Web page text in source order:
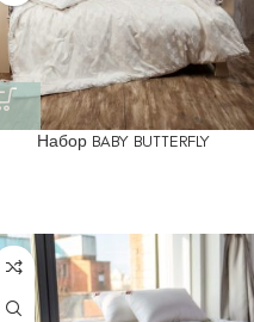
Набор BABY BUTTERFLY